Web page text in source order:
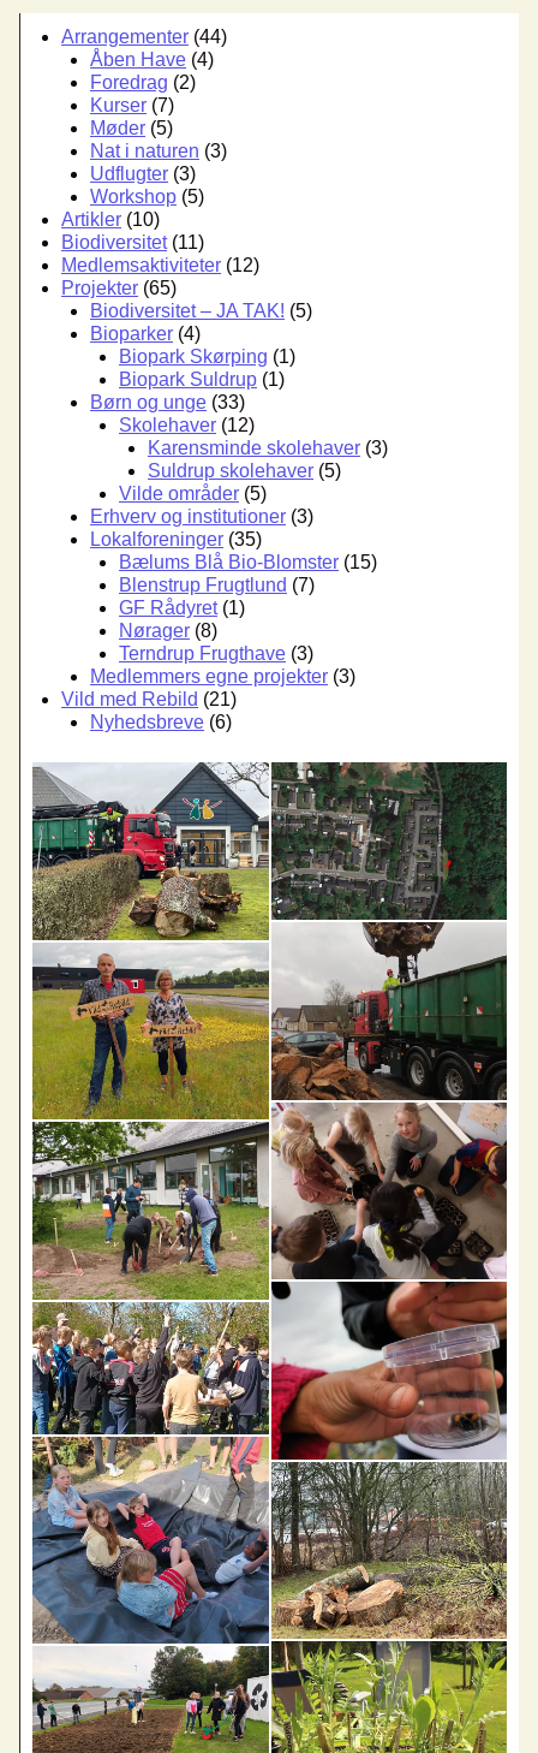
Blå
Bio-
Blomster
Arrangementer (44)
Åben Have (4)
Foredrag (2)
Kurser (7)
Møder (5)
Nat i naturen (3)
Udflugter (3)
Workshop (5)
Artikler (10)
Biodiversitet(11)
Medlemsaktiviteter (12)
Projekter (65)
Biodiversitet – JA TAK! (5)
Bioparker (4)
Biopark Skørping (1)
Biopark Suldrup (1)
Børn og unge (33)
Skolehaver (12)
Karensminde skolehaver (3)
Suldrup skolehaver (5)
Vilde områder (5)
Erhverv og institutioner (3)
Lokalforeninger (35)
Bælums Blå Bio-Blomster (15)
Blenstrup Frugtlund (7)
GF Rådyret(1)
Nørager (8)
Terndrup Frugthave (3)
Medlemmers egne projekter (3)
Vild med Rebild (21)
Nyhedsbreve (6)